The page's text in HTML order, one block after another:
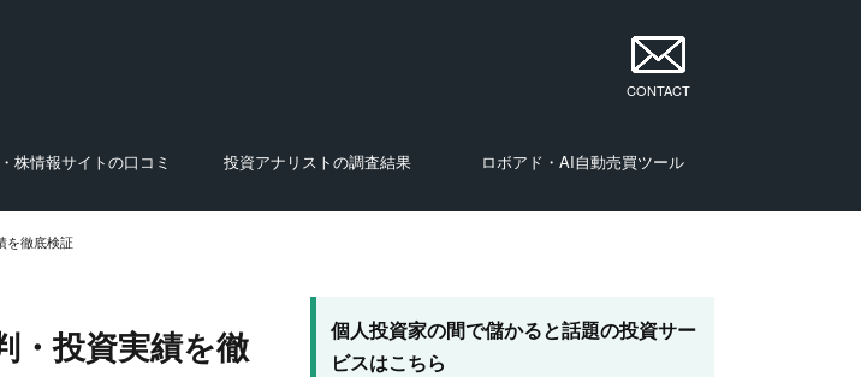
CONTACT
株情報サイトの口コミ
投資アナリストの調査結果
ロボアド・AI自動売買ツール
を徹底検証
・投資実績を徹
個人投資家の間で儲かると話題の投資サー
ビスはこちら